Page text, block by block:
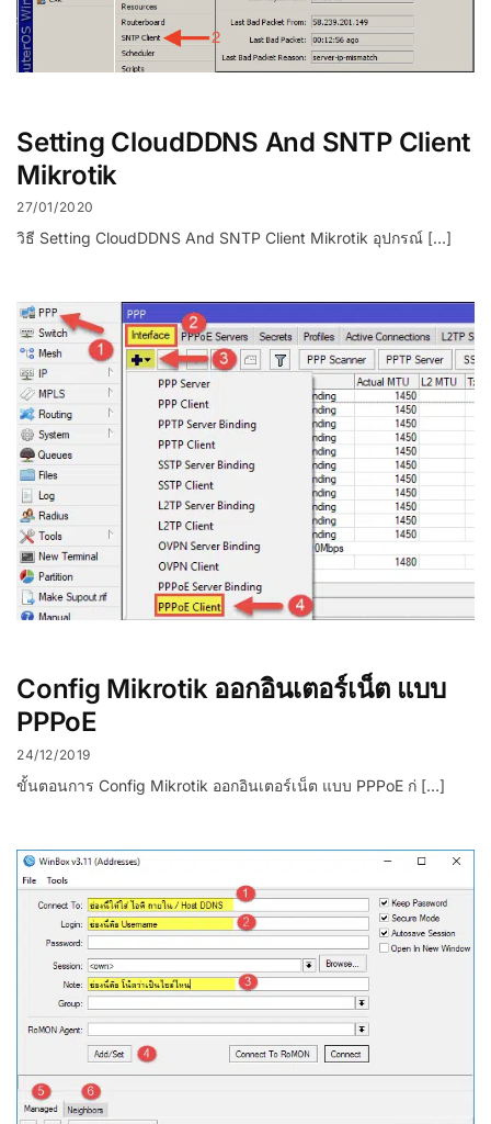
Setting CloudDDNS And SNTP Client
Mikrotik
27/01/2020
วิธี Setting CloudDDNS And SNTP Client Mikrotik อุปกรณ์ […]
Config Mikrotik ออกอินเตอร์เน็ต แบบ
PPPoE
24/12/2019
ขั้นตอนการ Config Mikrotik ออกอินเตอร์เน็ต แบบ PPPoE ก่ […]